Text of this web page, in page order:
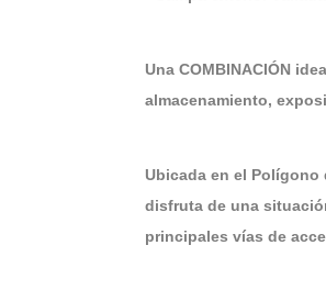
Una COMBINACIÓN
almacenamiento,
Ubicada en el Polígono
disfruta de una
principales vías de